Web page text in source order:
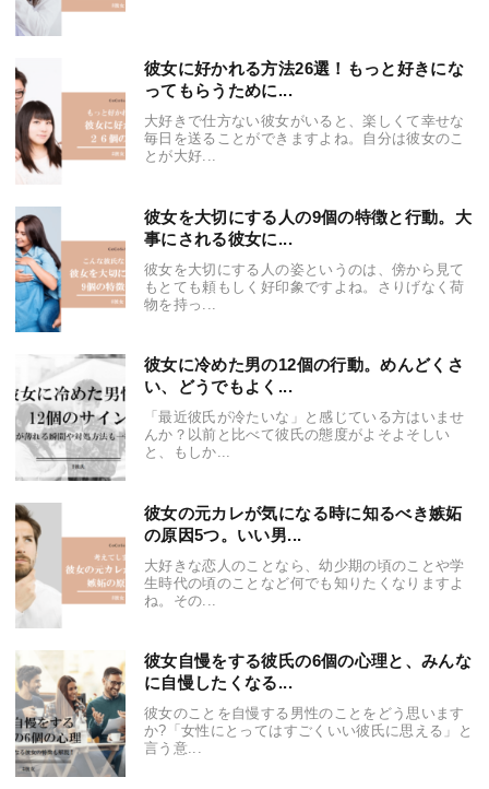
彼女に好かれる方法26選！もっと好きにな
ってもらうために...
大好きで仕方ない彼女がいると、楽しくて幸せな
毎日を送ることができますよね。自分は彼女のこ
とが大好...
彼女を大切にする人の9個の特徴と行動。大
事にされる彼女に...
彼女を大切にする人の姿というのは、傍から見て
もとても頼もしく好印象ですよね。さりげなく荷
物を持っ...
彼女に冷めた男の12個の行動。めんどくさ
い、どうでもよく...
「最近彼氏が冷たいな」と感じている方はいませ
んか？以前と比べて彼氏の態度がよそよそしい
と、もしか...
彼女の元カレが気になる時に知るべき嫉妬
の原因5つ。いい男...
大好きな恋人のことなら、幼少期の頃のことや学
生時代の頃のことなど何でも知りたくなりますよ
ね。その...
彼女自慢をする彼氏の6個の心理と、みんな
に自慢したくなる...
彼女のことを自慢する男性のことをどう思います
か?「女性にとってはすごくいい彼氏に思える」と
言う意...